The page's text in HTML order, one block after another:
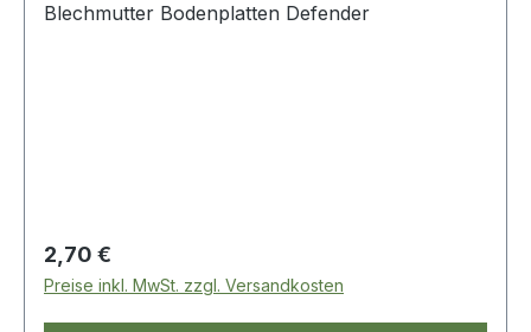
Blechmutter Bodenplatten Defender
Regulärer Preis:
2,70 €
Preise inkl. MwSt. zzgl. Versandkosten